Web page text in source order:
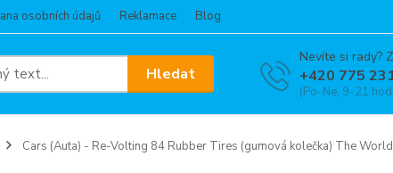
osobních údajů Reklamace Blog
Hledat
Nevíte si rady?
+420 775
(Po-Ne, 9-21
Cars (Auta) - Re-Volting 84 Rubber Tires (gumová kolečka) The